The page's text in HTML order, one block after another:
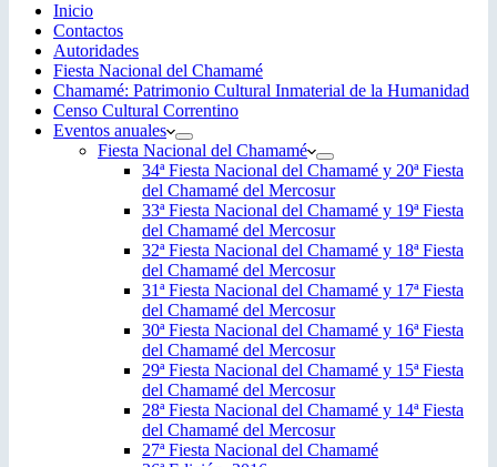
Inicio
Contactos
Autoridades
Fiesta Nacional del Chamamé
Chamamé: Patrimonio Cultural Inmaterial de la Humanidad
Censo Cultural Correntino
Eventos anuales
Fiesta Nacional del Chamamé
34ª Fiesta Nacional del Chamamé y 20ª Fiesta
del Chamamé del Mercosur
33ª Fiesta Nacional del Chamamé y 19ª Fiesta
del Chamamé del Mercosur
32ª Fiesta Nacional del Chamamé y 18ª Fiesta
del Chamamé del Mercosur
31ª Fiesta Nacional del Chamamé y 17ª Fiesta
del Chamamé del Mercosur
30ª Fiesta Nacional del Chamamé y 16ª Fiesta
del Chamamé del Mercosur
29ª Fiesta Nacional del Chamamé y 15ª Fiesta
del Chamamé del Mercosur
28ª Fiesta Nacional del Chamamé y 14ª Fiesta
del Chamamé del Mercosur
27ª Fiesta Nacional del Chamamé